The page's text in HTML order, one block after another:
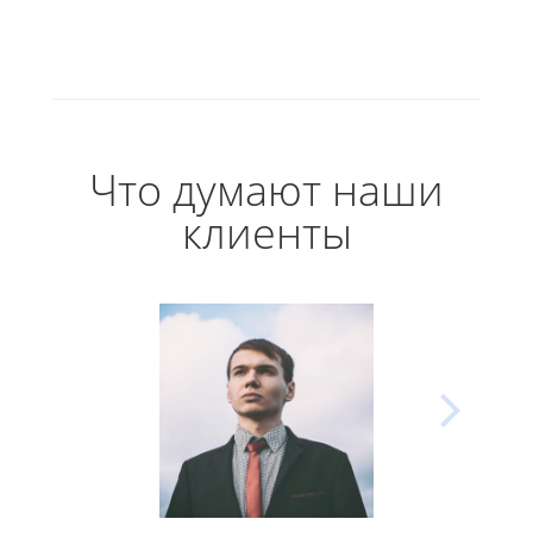
Что думают наши
клиенты